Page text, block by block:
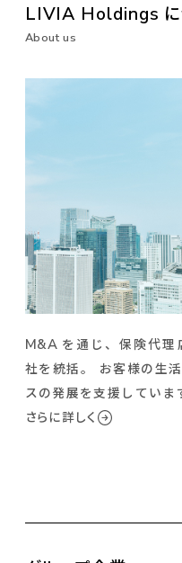
LIVIA Holdings
About us
M&A を通じ、保険代理
社を統括。
お客様の生活
スの発展を支援していま
さらに詳しく